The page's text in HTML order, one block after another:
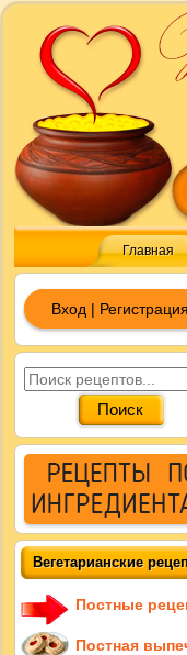
Главная
Вход | Регистрация
Вегетарианские
Постные
Постная